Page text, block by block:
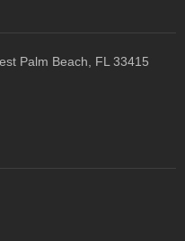
Palm Beach, FL 33415